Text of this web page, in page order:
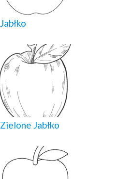
Jabłko
Zielone Jabłko